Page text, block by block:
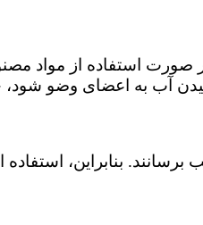
استفاده از مواد
آب به اعضای وضو
بنابراین، استفاده